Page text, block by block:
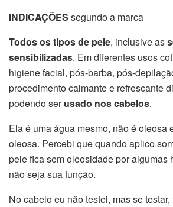
INDICAÇÕES segundo a marca
Todos os tipos de pele, inclusive as
sensibilizadas. Em diferentes usos
higiene facial, pós-barba, pós-
procedimento calmante e refrescante
podendo serusado nos cabelos.
Ela é uma água mesmo, não é oleosa
oleosa. Percebi que quando aplico
pele fica sem oleosidade por algumas
não seja sua função.
No cabelo eu não testei, mas se